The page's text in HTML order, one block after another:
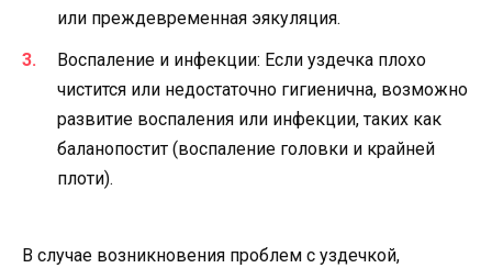
или преждевременная эякуляция.
Воспаление и инфекции: Если уздечка плохо
чистится или недостаточно гигиенична, возможно
развитие воспаления или инфекции, таких как
баланопостит (воспаление головки и крайней
плоти).
В случае возникновения проблем с уздечкой,